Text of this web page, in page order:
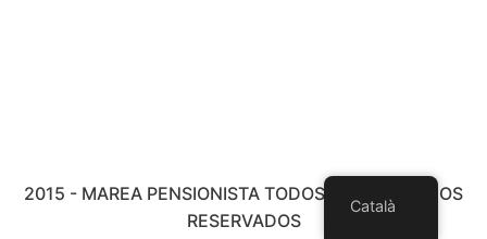
2015 - MAREA PENSIONISTA TODOS LOS DERECHOS
RESERVADOS
Català